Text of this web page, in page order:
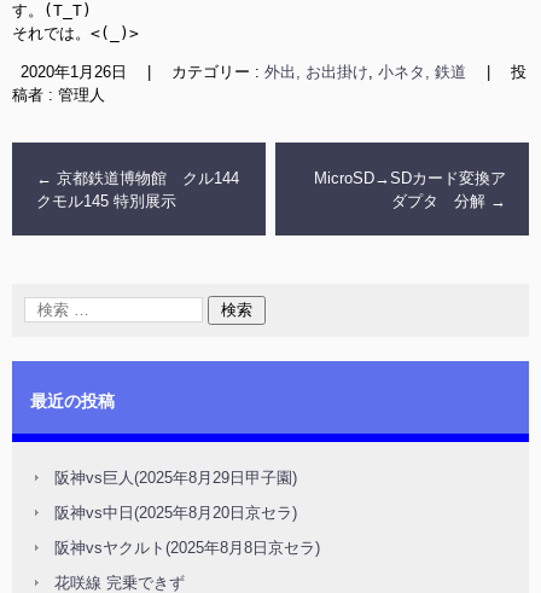
す。(T_T)
それでは。<(_)>
2020年1月26日 カテゴリー : 外出, お出掛け, 小ネタ, 鉄道
投
稿者 : 管理人
← 京都鉄道博物館 クル144
クモル145 特別展示
MicroSD→SDカード変換ア
ダプタ 分解 →
最近の投稿
阪神vs巨人(2025年8月29日甲子園)
阪神vs中日(2025年8月20日京セラ)
阪神vsヤクルト(2025年8月8日京セラ)
花咲線 完乗できず